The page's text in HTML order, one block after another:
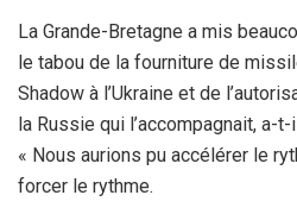
La Grande-Bretagne a mis
le tabou de la fourniture de
Shadow à l’Ukraine et de
la Russie qui l’accompagnait, a-t-
« Nous aurions pu accélérer le
forcer le rythme.